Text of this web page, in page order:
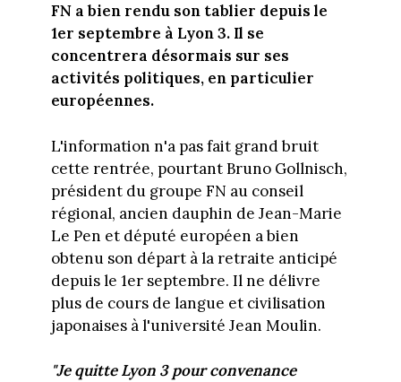
FN a bien rendu son tablier depuis le
1er septembre à Lyon 3. Il se
concentrera désormais sur ses
activités politiques, en particulier
européennes.
L'information n'a pas fait grand bruit
cette rentrée, pourtant Bruno Gollnisch,
président du groupe FN au conseil
régional, ancien dauphin de Jean-Marie
Le Pen et député européen a bien
obtenu son départ à la retraite anticipé
depuis le 1er septembre. Il ne délivre
plus de cours de langue et civilisation
japonaises à l'université Jean Moulin.
"Je quitte Lyon 3 pour convenance